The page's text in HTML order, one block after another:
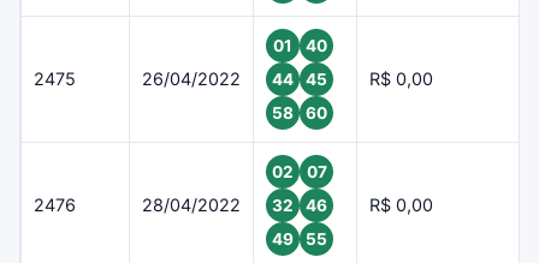
2475 26/04/2022
01
40
44
45
58
60
R$ 0,00
2476 28/04/2022
02
07
32
46
49
55
R$ 0,00